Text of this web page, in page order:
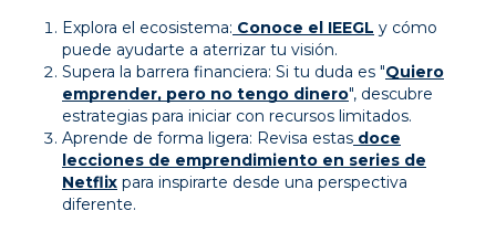
Explora el ecosistema: Conoce el IEEGL y cómo
puede ayudarte a aterrizar tu visión.
Supera la barrera financiera: Si tu duda es "Quiero
emprender, pero no tengo dinero", descubre
estrategias para iniciar con recursos limitados.
Aprende de forma ligera: Revisa estas doce
lecciones de emprendimiento en series de
Netflix para inspirarte desde una perspectiva
diferente.